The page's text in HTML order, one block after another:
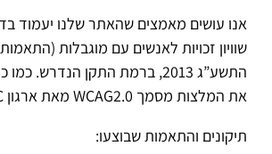
אנו עושים מאמצים שהאתר שלנו יעמוד
שוויון זכויות לאנשים עם מוגבלות
התשע”ג 2013, ברמת התקן הנדרש.
את המלצות מסמך WCAG2.0 מאת ארגון W3C.
תיקונים והתאמות שבוצעו: